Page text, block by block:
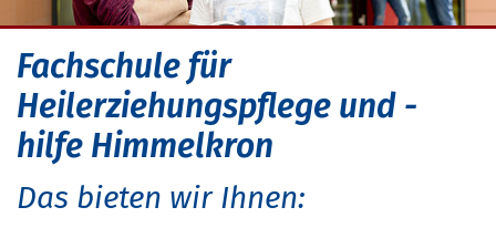
Fachschule für
Heilerziehungspflege und -
hilfe Himmelkron
Das bieten wir Ihnen: